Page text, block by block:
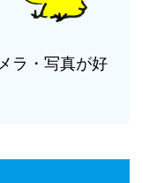
ラ・写真が好